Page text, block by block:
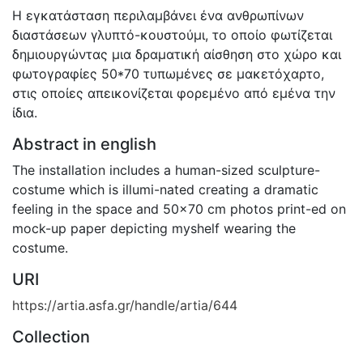
Η εγκατάσταση περιλαμβάνει ένα ανθρωπίνων
διαστάσεων γλυπτό-κουστούμι, το οποίο φωτίζεται
δημιουργώντας μια δραματική αίσθηση στο χώρο και
φωτογραφίες 50*70 τυπωμένες σε μακετόχαρτο,
στις οποίες απεικονίζεται φορεμένο από εμένα την
ίδια.
Abstract in english
The installation includes a human-sized sculpture-
costume which is illumi-nated creating a dramatic
feeling in the space and 50x70 cm photos print-ed on
mock-up paper depicting myshelf wearing the
costume.
URI
https://artia.asfa.gr/handle/artia/644
Collection